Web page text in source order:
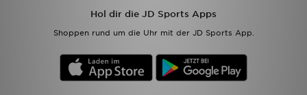
Hol dir die JD Sports Apps
Shoppen rund um die Uhr mit der JD Sports App.